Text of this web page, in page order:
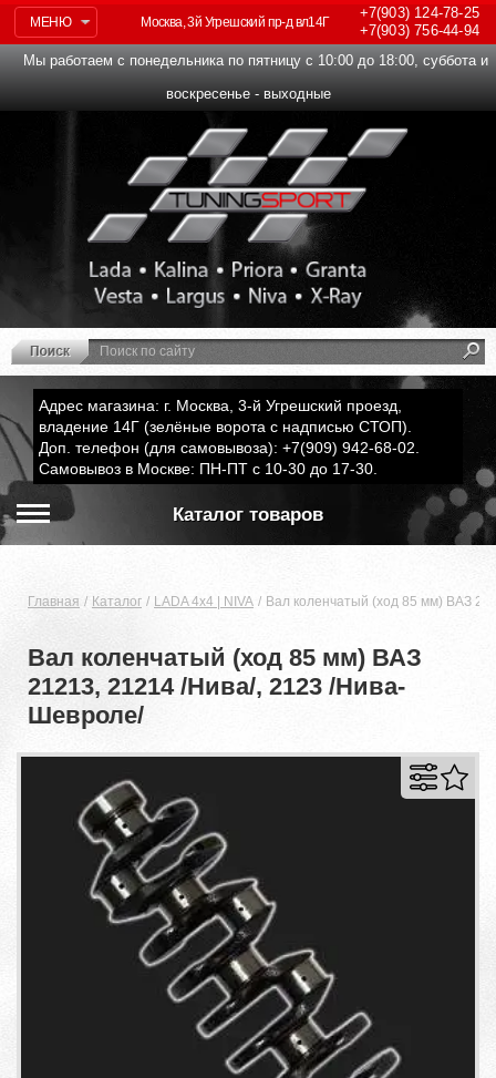
МЕНЮ
+7(903)124-78-25
+7(903)756-44-94
Москва, 3й Угрешский пр-д вл14Г
Мы работаем с понедельника по пятницу с 10:00 до 18:00, суббота и
воскресенье - выходные
Адрес магазина: г. Москва, 3-й Угрешский проезд,
владение 14Г (зелёные ворота с надписью СТОП).
Доп. телефон (для самовывоза): +7(909) 942-68-02.
Самовывоз в Москве: ПН-ПТ с 10-30 до 17-30.
Каталог товаров
Главная Каталог LADA 4x4 | NIVA Вал коленчатый (ход 85 мм) ВАЗ
Вал коленчатый (ход 85 мм) ВАЗ
21213, 21214 /Нива/, 2123 /Нива-
Шевроле/